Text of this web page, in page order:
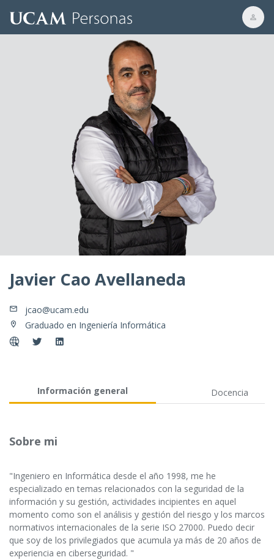
Javier Cao Avellaneda
jcao@ucam.edu
Graduado en Ingeniería Informática
Información general Docencia
Sobre mi
"Ingeniero en Informática desde el año 1998, me he
especializado en temas relacionados con la seguridad de la
información y su gestión, actividades incipientes en aquel
momento como son el análisis y gestión del riesgo y los marcos
normativos internacionales de la serie ISO 27000. Puedo decir
que soy de los privilegiados que acumula ya más de 20 años de
experiencia en ciberseguridad. "